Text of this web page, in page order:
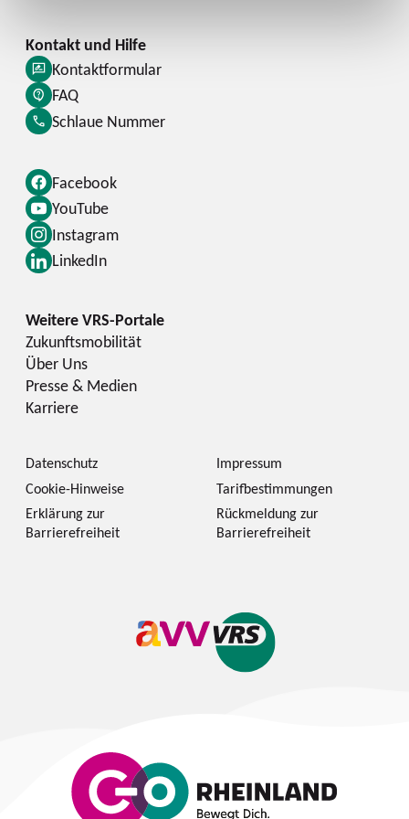
Facebook
YouTube
Instagram
LinkedIn
Kontaktformular
FAQ
Schlaue Nummer
Zukunftsmobilität
Über Uns
Presse & Medien
Karriere
Datenschutz
Impressum
Cookie-Hinweise
Tarifbestimmungen
Erklärung zur
Barrierefreiheit
Rückmeldung zur
Barrierefreiheit